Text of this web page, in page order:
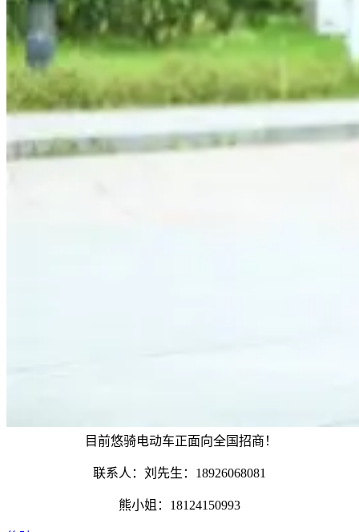
目前悠骑电动车正面向全国招商！
联系人：刘先生：18926068081
熊小姐：18124150993